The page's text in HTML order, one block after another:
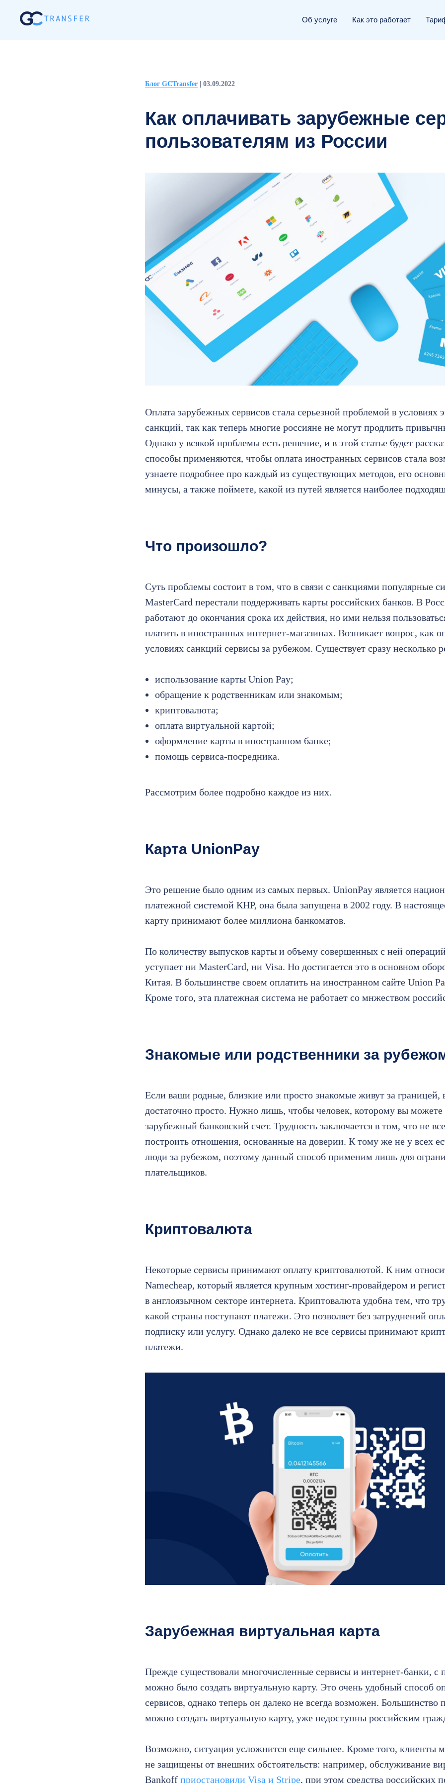
О PayPal Об услуге Этапы работы
Об услуге Как это работает
Блог GCTransfer | 03.09.2022
Как оплачивать зарубежные
пользователям из России
Оплата зарубежных сервисов стала серьезной проблемой в условиях
санкций, так как теперь многие россияне не могут продлить
Однако у всякой проблемы есть решение, и в этой статье будет
способы применяются, чтобы оплата иностранных сервисов стала
узнаете подробнее про каждый из существующих методов, его
минусы, а также поймете, какой из путей является наиболее
Что произошло?
Суть проблемы состоит в том, что в связи с санкциями популярные
MasterСard перестали поддерживать карты российских банков. В
работают до окончания срока их действия, но ими нельзя
платить в иностранных интернет-магазинах. Возникает вопрос, как
условиях санкций сервисы за рубежом. Существует сразу несколько
использование карты Union Pay;
обращение к родственникам или знакомым;
криптовалюта;
оплата виртуальной картой;
оформление карты в иностранном банке;
помощь сервиса-посредника.
Рассмотрим более подробно каждое из них.
Карта UnionPay
Это решение было одним из самых первых. UnionPay является
платежной системой КНР, она была запущена в 2002 году. В
карту принимают более миллиона банкоматов.
По количеству выпусков карты и объему совершенных с ней
уступает ни MasterСard, ни Visa. Но достигается это в основном
Китая. В большинстве своем оплатить на иностранном сайте Union
Кроме того, эта платежная система не работает со мнжеством
Знакомые или родственники за
Если ваши родные, близкие или просто знакомые живут за границей,
достаточно просто. Нужно лишь, чтобы человек, которому вы можете
зарубежный банковский счет. Трудность заключается в том, что не
построить отношения, основанные на доверии. К тому же не у всех
люди за рубежом, поэтому данный способ применим лишь для
плательщиков.
Криптовалюта
Некоторые сервисы принимают оплату криптовалютой. К ним
Namecheap, который является крупным хостинг-провайдером и
в англоязычном секторе интернета. Криптовалюта удобна тем, что
какой страны поступают платежи. Это позволяет без затруднений
подписку или услугу. Однако далеко не все сервисы принимают
платежи.
Зарубежная виртуальная карта
Прежде существовали многочисленные сервисы и интернет-банки,
можно было создать виртуальную карту. Это очень удобный способ
сервисов, однако теперь он далеко не всегда возможен. Большинство
можно создать виртуальную карту, уже недоступны российским
Возможно, ситуация усложнится еще сильнее. Кроме того, клиенты
не защищены от внешних обстоятельств: например, обслуживание
Bankoff приостановили Visa и Stripe, при этом средства российских